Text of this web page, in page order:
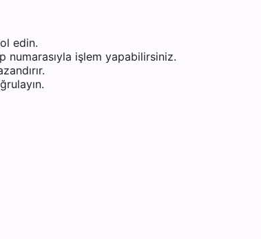
edin.
işlem yapabilirsiniz.